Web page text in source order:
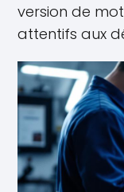
version de
attentifs aux